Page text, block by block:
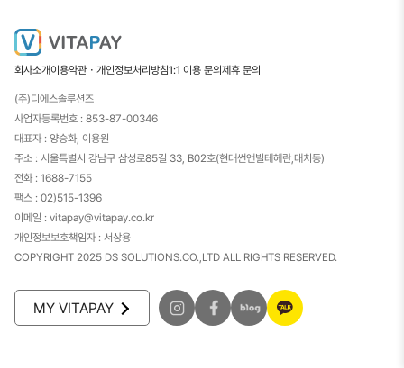
회사소개이용약관・개인정보처리방침1:1 이용 문의제휴 문의
(주)디에스솔루션즈
사업자등록번호 : 853-87-00346
대표자 : 양승화, 이용원
주소 : 서울특별시 강남구 삼성로85길 33, B02호(현대썬앤빌테헤란,대치동)
전화 : 1688-7155
팩스 : 02)515-1396
이메일 : vitapay@vitapay.co.kr
개인정보보호책임자 : 서상용
COPYRIGHT 2025 DS SOLUTIONS.CO.,LTD ALL RIGHTS RESERVED.
MY VITAPAY